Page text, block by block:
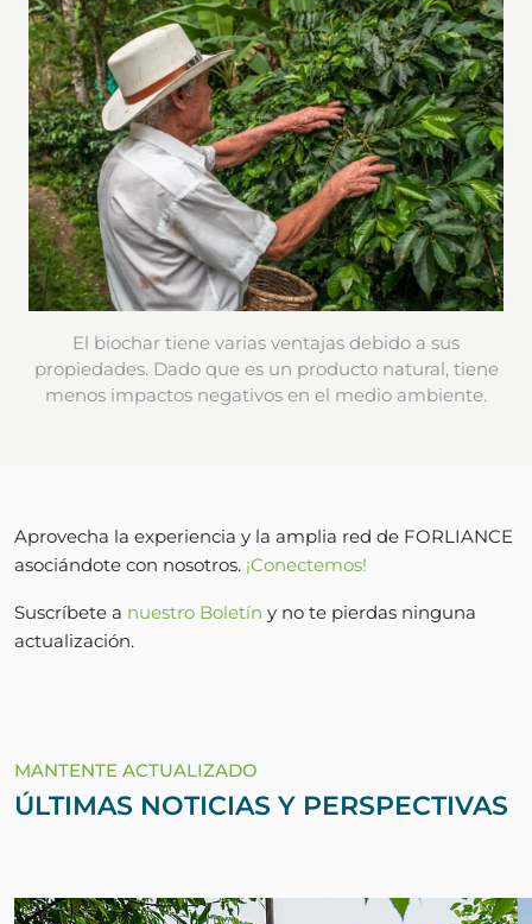
El biochar tiene varias ventajas debido a sus
propiedades. Dado que es un producto natural, tiene
menos impactos negativos en el medio ambiente.
Aprovecha la experiencia y la amplia red de FORLIANCE
asociándote con nosotros. ¡Conectemos!
Suscríbete a nuestro Boletín y no te pierdas ninguna
actualización.
MANTENTE ACTUALIZADO
ÚLTIMAS NOTICIAS Y PERSPECTIVAS